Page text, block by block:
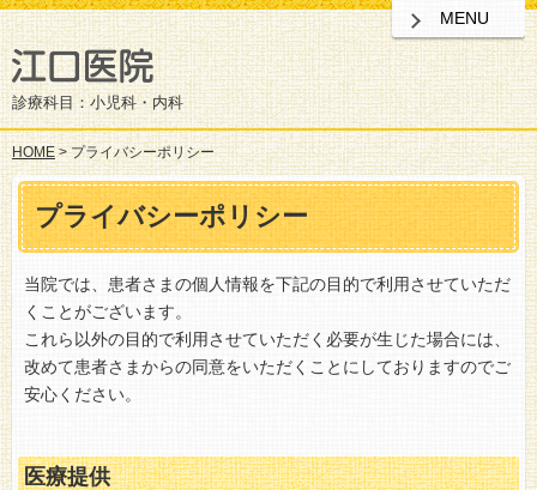
診療科目：小児科・内科
HOME> プライバシーポリシー
プライバシーポリシー
当院では、患者さまの個人情報を下記の目的で利用させていただ
くことがございます。
これら以外の目的で利用させていただく必要が生じた場合には、
改めて患者さまからの同意をいただくことにしておりますのでご
安心ください。
医療提供
MENU